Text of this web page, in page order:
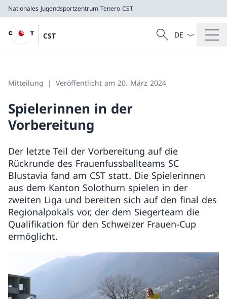
Nationales Jugendsportzentrum Tenero CST
CST
CST
Suche
Suche
Sprach
Mitteilung Veröffentlicht am 20. März 2024
Spielerinnen in der
Vorbereitung
Der letzte Teil der Vorbereitung auf die
Rückrunde des Frauenfussballteams SC
Blustavia fand am CST statt. Die Spielerinnen
aus dem Kanton Solothurn spielen in der
zweiten Liga und bereiten sich auf den final des
Regionalpokals vor, der dem Siegerteam die
Qualifikation für den Schweizer Frauen-Cup
ermöglicht.